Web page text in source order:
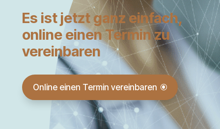
Es ist jetzt ganz einfach,
online einen Termin zu
vereinbaren
Online einen Termin vereinbaren